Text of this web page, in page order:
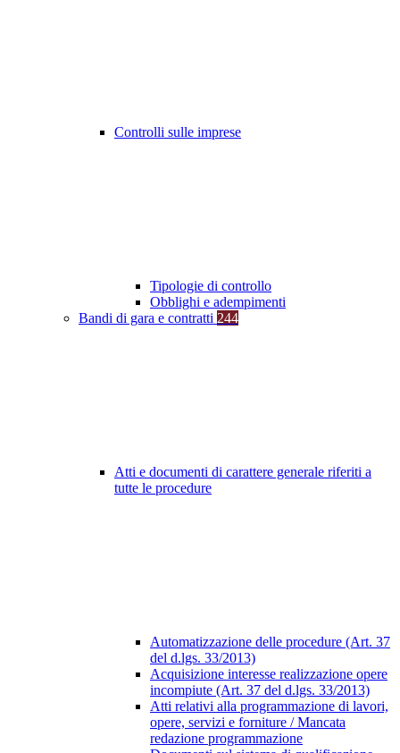
Controlli sulle imprese
Tipologie di controllo
Obblighi e adempimenti
Bandi di gara e contratti 244
Atti e documenti di carattere generale riferiti a
tutte le procedure
Automatizzazione delle procedure (Art. 37
del d.lgs. 33/2013)
Acquisizione interesse realizzazione opere
incompiute (Art. 37 del d.lgs. 33/2013)
Atti relativi alla programmazione di lavori,
opere, servizi e forniture / Mancata
redazione programmazione